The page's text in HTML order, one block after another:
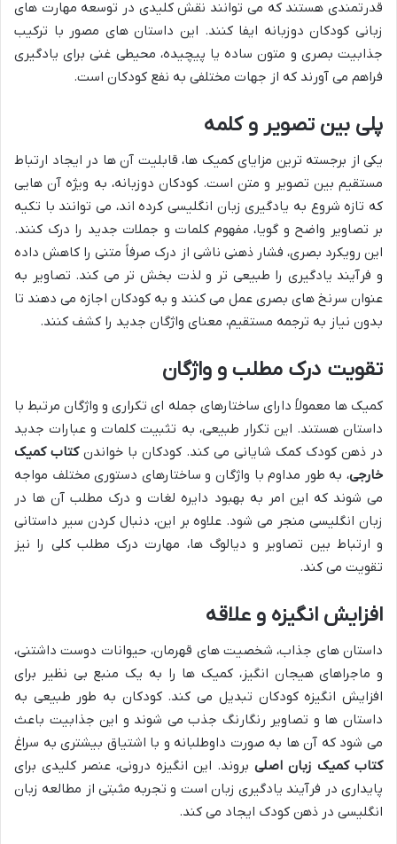
قدرتمندی هستند که می توانند نقش کلیدی در توسعه مهارت های
زبانی کودکان دوزبانه ایفا کنند. این داستان های مصور با ترکیب
جذابیت بصری و متون ساده یا پیچیده، محیطی غنی برای یادگیری
فراهم می آورند که از جهات مختلفی به نفع کودکان است.
پلی بین تصویر و کلمه
یکی از برجسته ترین مزایای کمیک ها، قابلیت آن ها در ایجاد ارتباط
مستقیم بین تصویر و متن است. کودکان دوزبانه، به ویژه آن هایی
که تازه شروع به یادگیری زبان انگلیسی کرده اند، می توانند با تکیه
بر تصاویر واضح و گویا، مفهوم کلمات و جملات جدید را درک کنند.
این رویکرد بصری، فشار ذهنی ناشی از درک صرفاً متنی را کاهش داده
و فرآیند یادگیری را طبیعی تر و لذت بخش تر می کند. تصاویر به
عنوان سرنخ های بصری عمل می کنند و به کودکان اجازه می دهند تا
بدون نیاز به ترجمه مستقیم، معنای واژگان جدید را کشف کنند.
تقویت درک مطلب و واژگان
کمیک ها معمولاً دارای ساختارهای جمله ای تکراری و واژگان مرتبط با
داستان هستند. این تکرار طبیعی، به تثبیت کلمات و عبارات جدید
در ذهن کودک کمک شایانی می کند. کودکان با خواندنکتاب کمیک
خارجی، به طور مداوم با واژگان و ساختارهای دستوری مختلف مواجه
می شوند که این امر به بهبود دایره لغات و درک مطلب آن ها در
زبان انگلیسی منجر می شود. علاوه بر این، دنبال کردن سیر داستانی
و ارتباط بین تصاویر و دیالوگ ها، مهارت درک مطلب کلی را نیز
تقویت می کند.
افزایش انگیزه و علاقه
داستان های جذاب، شخصیت های قهرمان، حیوانات دوست داشتنی،
و ماجراهای هیجان انگیز، کمیک ها را به یک منبع بی نظیر برای
افزایش انگیزه کودکان تبدیل می کند. کودکان به طور طبیعی به
داستان ها و تصاویر رنگارنگ جذب می شوند و این جذابیت باعث
می شود که آن ها به صورت داوطلبانه و با اشتیاق بیشتری به سراغ
کتاب کمیک زبان اصلی بروند. این انگیزه درونی، عنصر کلیدی برای
پایداری در فرآیند یادگیری زبان است و تجربه مثبتی از مطالعه زبان
انگلیسی در ذهن کودک ایجاد می کند.